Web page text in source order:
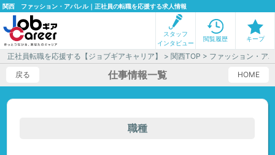
関西 ファッション・アパレル｜正社員の転職を応援する求人情報
スタッフ
インタビュー
閲覧履歴 キープ
正社員転職を応援する【ジョブギアキャリア】 >関西TOP > ファッション・ア
戻る
HOME
仕事情報一覧
職種